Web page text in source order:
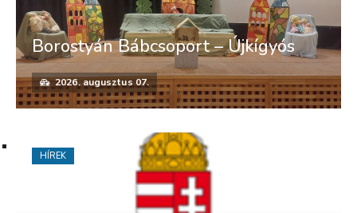
Borostyán Bábcsoport – Újkígyós
2026. augusztus 07.
HÍREK